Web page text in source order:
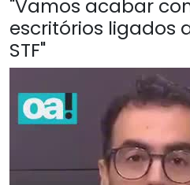
"Vamos acabar
escritórios ligados
STF"